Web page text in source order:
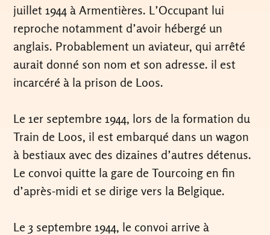
juillet 1944 à Armentières. L’Occupant lui
reproche notamment d’avoir hébergé un
anglais. Probablement un aviateur, qui arrêté
aurait donné son nom et son adresse. il est
incarcéré à la prison de Loos.
Le 1er septembre 1944, lors de la formation du
Train de Loos, il est embarqué dans un wagon
à bestiaux avec des dizaines d’autres détenus.
Le convoi quitte la gare de Tourcoing en fin
d’après-midi et se dirige vers la Belgique.
Le 3 septembre 1944, le convoi arrive à